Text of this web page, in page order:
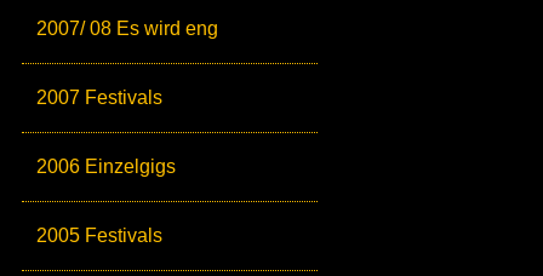
2007/ 08 Es wird eng
2007 Festivals
2006 Einzelgigs
2005 Festivals